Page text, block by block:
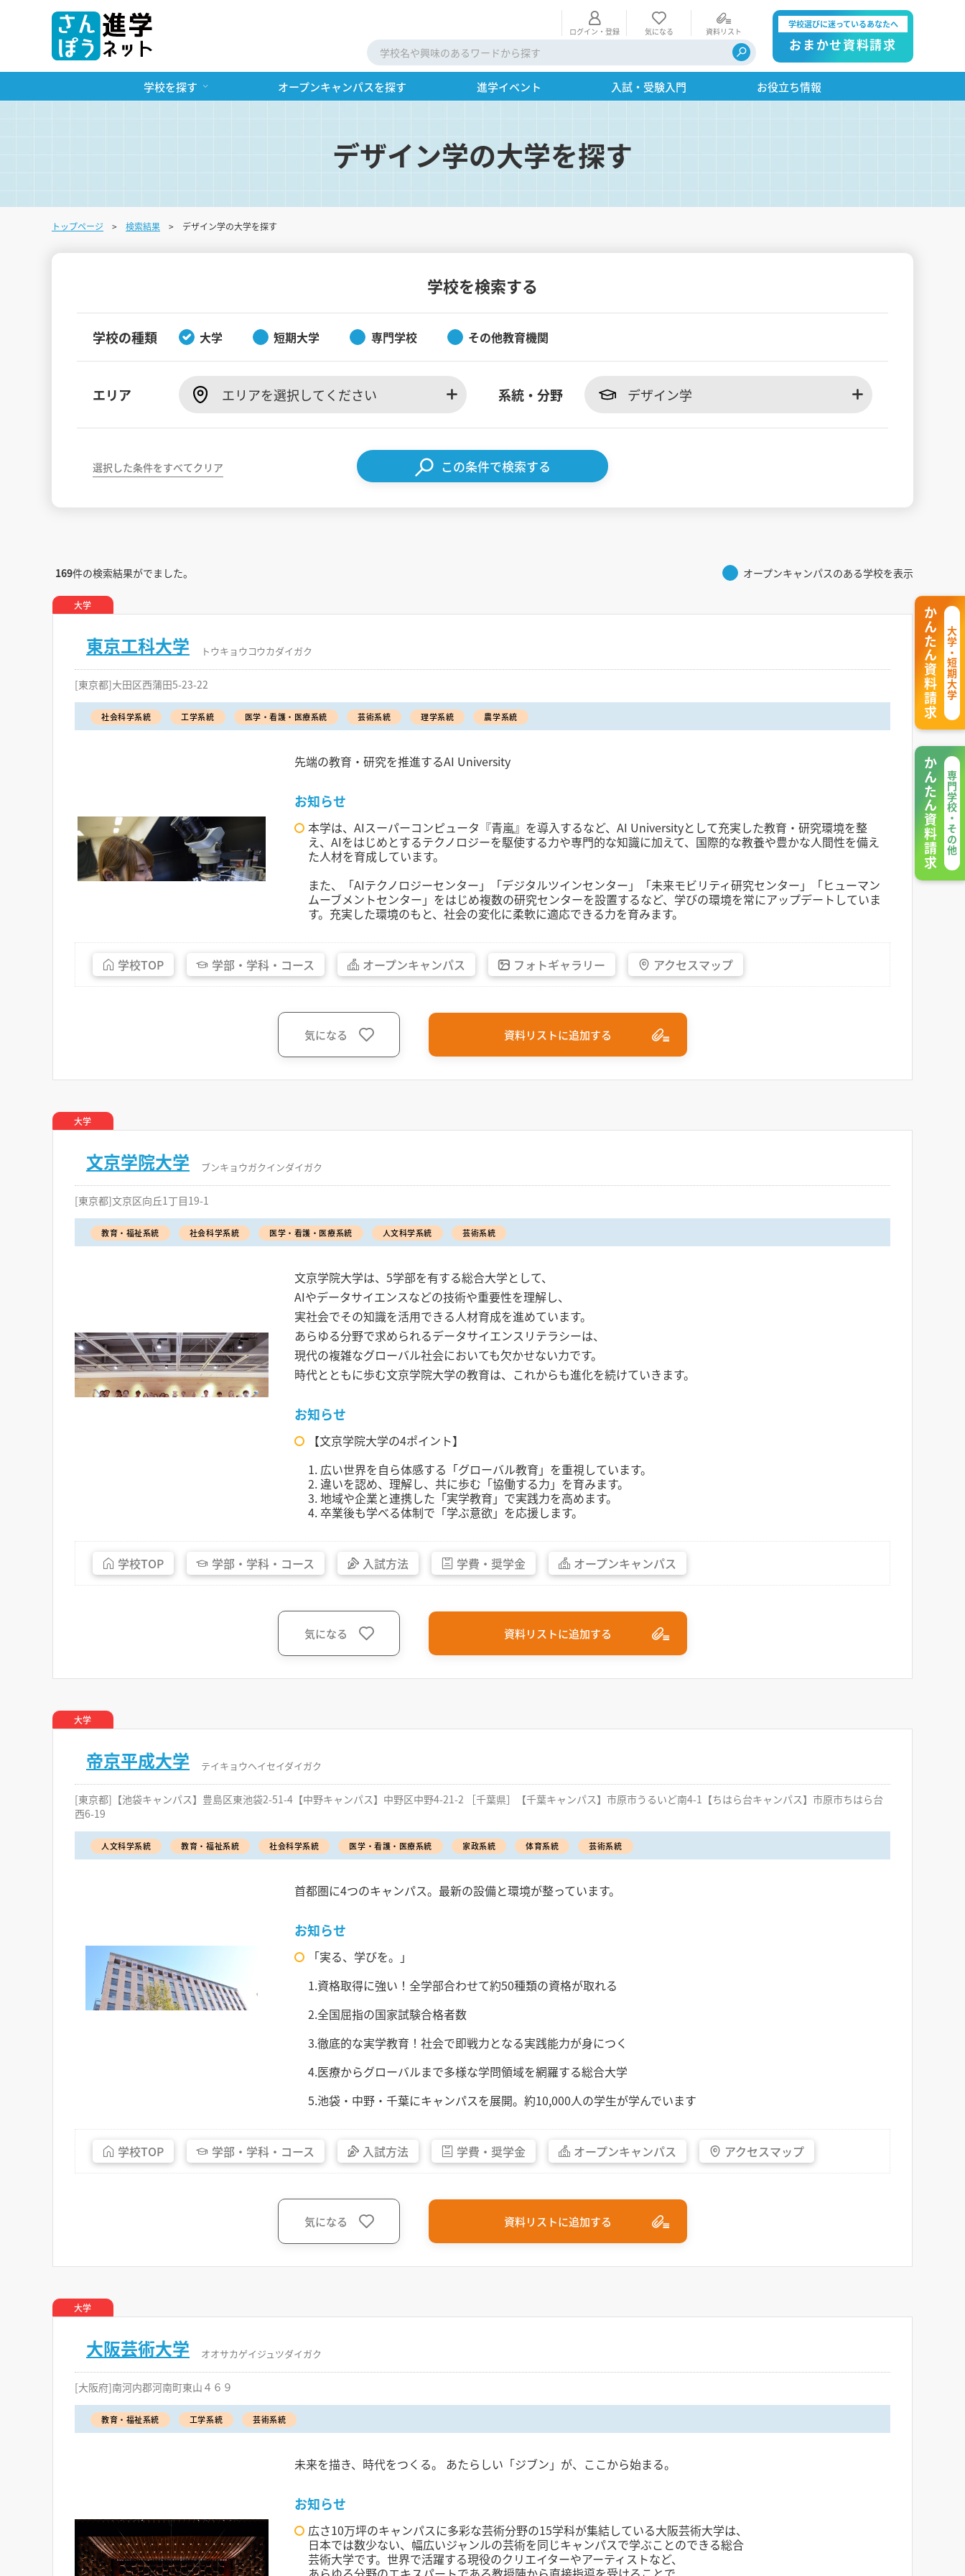
ログイン・登録 気になる 資料リスト
学校選びに迷っているあなたへ
おまかせ資料請求
学校を探す オープンキャンパスを探す 進学イベント 入試・受験入門 お役立ち情報
デザイン学の大学を探す
トップページ 検索結果 デザイン学の大学を探す
学校を検索する
学校の種類 大学 短期大学 専門学校 その他教育機関
エリア エリアを選択してください 系統・分野 デザイン学
この条件で検索する
選択した条件をすべてクリア
169件の検索結果がでました。 オープンキャンパスのある学校を表示
大学
東京工科大学 トウキョウコウカダイガク
[東京都]大田区西蒲田5-23-22
社会科学系統 工学系統 医学・看護・医療系統 芸術系統 理学系統 農学系統
先端の教育・研究を推進するAI University
お知らせ
本学は、AIスーパーコンピュータ『青嵐』を導入するなど、AI Universityとして充実した教育・研究環境を整
え、AIをはじめとするテクノロジーを駆使する力や専門的な知識に加えて、国際的な教養や豊かな人間性を備え
た人材を育成しています。
また、「AIテクノロジーセンター」「デジタルツインセンター」「未来モビリティ研究センター」「ヒューマン
ムーブメントセンター」をはじめ複数の研究センターを設置するなど、学びの環境を常にアップデートしていま
す。充実した環境のもと、社会の変化に柔軟に適応できる力を育みます。
学校TOP 学部・ 学科・ コース オープンキャンパス フォトギャラリー アクセスマップ
気になる 資料リストに追加する
大学
文京学院大学 ブンキョウガクインダイガク
[東京都]文京区向丘1丁目19-1
教育・福祉系統 社会科学系統 医学・看護・医療系統 人文科学系統 芸術系統
文京学院大学は、5学部を有する総合大学として、
AIやデータサイエンスなどの技術や重要性を理解し、
実社会でその知識を活用できる人材育成を進めています。
あらゆる分野で求められるデータサイエンスリテラシーは、
現代の複雑なグローバル社会においても欠かせない力です。
時代とともに歩む文京学院大学の教育は、これからも進化を続けていきます。
お知らせ
【文京学院大学の4ポイント】
1. 広い世界を自ら体感する「グローバル教育」を重視しています。
2. 違いを認め、理解し、共に歩む「協働する力」を育みます。
3. 地域や企業と連携した「実学教育」で実践力を高めます。
4. 卒業後も学べる体制で「学ぶ意欲」を応援します。
学校TOP 学部・ 学科・ コース 入試方法 学費・ 奨学金 オープンキャンパス
気になる 資料リストに追加する
大学
帝京平成大学 テイキョウヘイセイダイガク
[東京都]【池袋キャンパス】豊島区東池袋2-51-4【中野キャンパス】中野区中野4-21-2 ［千葉県］【千葉キャンパス】市原市うるいど南4-1【ちはら台キャンパス】市原市ちはら台
西6-19
人文科学系統 教育・福祉系統 社会科学系統 医学・看護・医療系統 家政系統 体育系統 芸術系統
首都圏に4つのキャンパス。最新の設備と環境が整っています。
お知らせ
「実る、学びを。」
1.資格取得に強い！全学部合わせて約50種類の資格が取れる
2.全国屈指の国家試験合格者数
3.徹底的な実学教育！社会で即戦力となる実践能力が身につく
4.医療からグローバルまで多様な学問領域を網羅する総合大学
5.池袋・中野・千葉にキャンパスを展開。約10,000人の学生が学んでいます
学校TOP 学部・ 学科・ コース 入試方法 学費・ 奨学金 オープンキャンパス アクセスマップ
気になる 資料リストに追加する
大学
大阪芸術大学 オオサカゲイジュツダイガク
[大阪府]南河内郡河南町東山４６９
教育・福祉系統 工学系統 芸術系統
未来を描き、時代をつくる。 あたらしい「ジブン」が、ここから始まる。
お知らせ
広さ10万坪のキャンパスに多彩な芸術分野の15学科が集結している大阪芸術大学は、
日本では数少ない、幅広いジャンルの芸術を同じキャンパスで学ぶことのできる総合
芸術大学です。世界で活躍する現役のクリエイターやアーティストなど、
大学・短期大学
かんたん資料請求
専門学校・その他
かんたん資料請求